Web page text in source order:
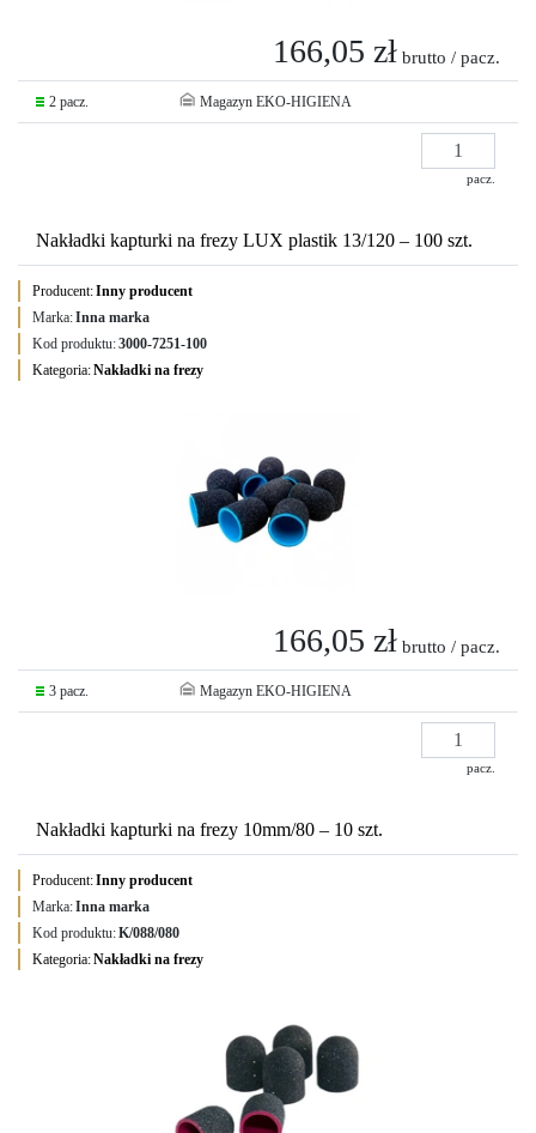
166,05 zł brutto / pacz.
2 pacz. Magazyn EKO-HIGIENA
pacz.
Nakładki kapturki na frezy LUX plastik 13/120 – 100 szt.
Producent:Inny producent
Marka:Inna marka
Kod produktu:3000-7251-100
Kategoria:Nakładki na frezy
166,05 zł brutto / pacz.
3 pacz. Magazyn EKO-HIGIENA
pacz.
Nakładki kapturki na frezy 10mm/80 – 10 szt.
Producent:Inny producent
Marka:Inna marka
Kod produktu:K/088/080
Kategoria:Nakładki na frezy